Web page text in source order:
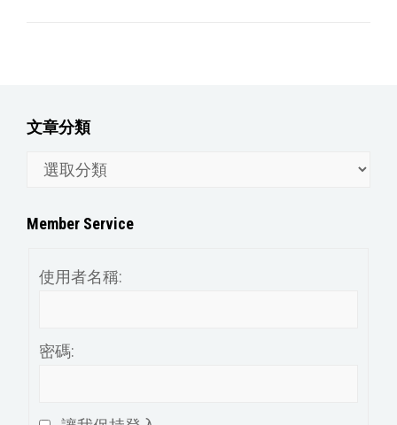
文章分類
分
Member Service
使用者名稱:
密碼: